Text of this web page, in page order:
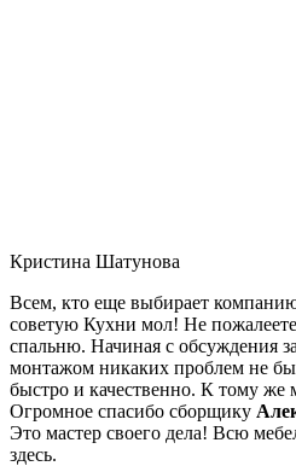
Кристина Шатунова
Всем, кто еще выбирает
советую Кухни мол! Не
спальню. Начиная с обсуждения
монтажом никаких проблем не
быстро и качественно. К тому же
Огромное спасибо сборщику
Это мастер своего дела! Всю
здесь.